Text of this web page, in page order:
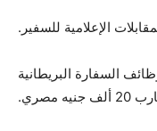
الإعلامية للسفير.
السفارة البريطانية